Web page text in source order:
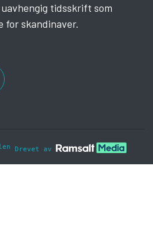
tidsskrift som
for skandinaver.
Drevet av